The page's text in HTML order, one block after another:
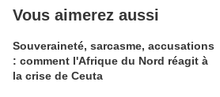
Vous aimerez aussi
Souveraineté, sarcasme, accusations
: comment l'Afrique du Nord réagit à
la crise de Ceuta